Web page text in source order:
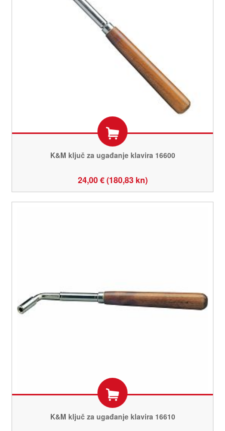
K&M ključ za ugađanje klavira 16600
24,00 € (180,83 kn)
K&M ključ za ugađanje klavira 16610